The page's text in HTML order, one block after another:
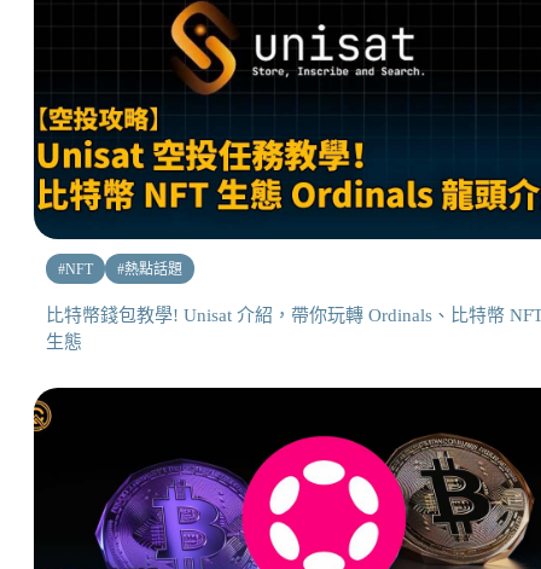
#NFT #熱點話題
比特幣錢包教學! Unisat 介紹，帶你玩轉 Ordinals、比特幣
生態